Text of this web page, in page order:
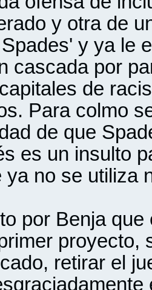
y otra de
y ya le
cascada por
de
Para colmo
de que
es un insulto
ya no se utiliza
por Benja
proyecto,
retirar el